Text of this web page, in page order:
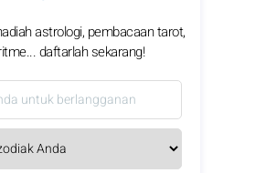
astrologi, pembacaan tarot,
daftarlah sekarang!